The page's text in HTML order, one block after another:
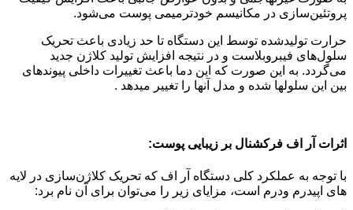
پروتئین‌سازی در مکانیسم خودترمیمی پوست می‌شود.
حرارت تولیدشده توسط این دستگاه تا حد زیادی باعث تحریک
سلول‌های فیبروبلاست و در نتیجه افزایش تولید کلاژن جدید
می‌گردد. به این صورت که این دما باعث تغییرات داخلی پیوندهای
بین این سلولها شده و مدل آنها را تغییر میدهد .
اثرات آر اف فرکشنال بر زیبایی پوست:
با توجه به عملکرد کلی دستگاه آر اف که تحریک کلاژن‌سازی در لایه
های اپیدرم ودرم است، مزایای زیر را می‌توان برای آن نام برد: